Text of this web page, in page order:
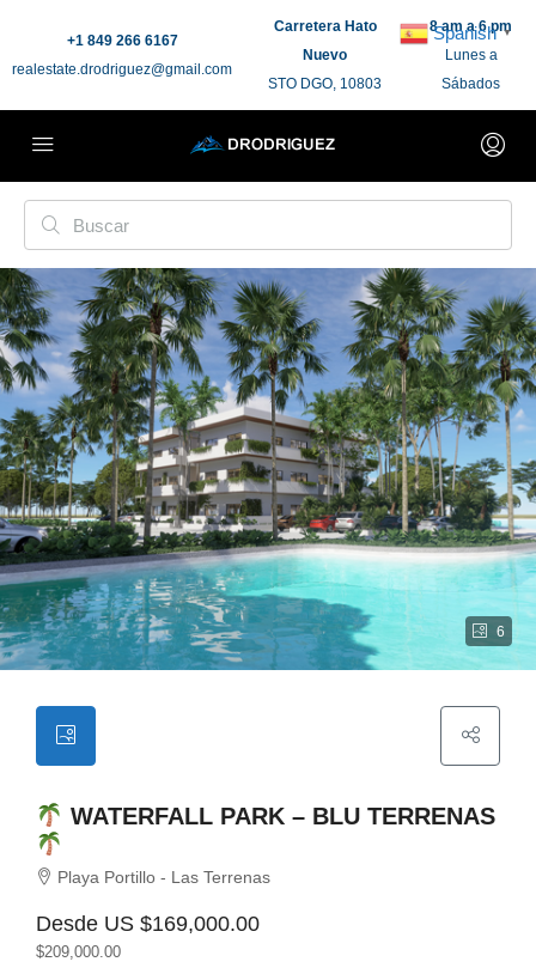
+1 849 266 6167
realestate.drodriguez@gmail.com
Carretera Hato
Nuevo
STO DGO, 10803
8 am a 6 pm
Lunes a
Sábados
6
WATERFALL PARK – BLU TERRENAS
Playa Portillo - Las Terrenas
Desde US $169,000.00
$209,000.00
Spanish ▼